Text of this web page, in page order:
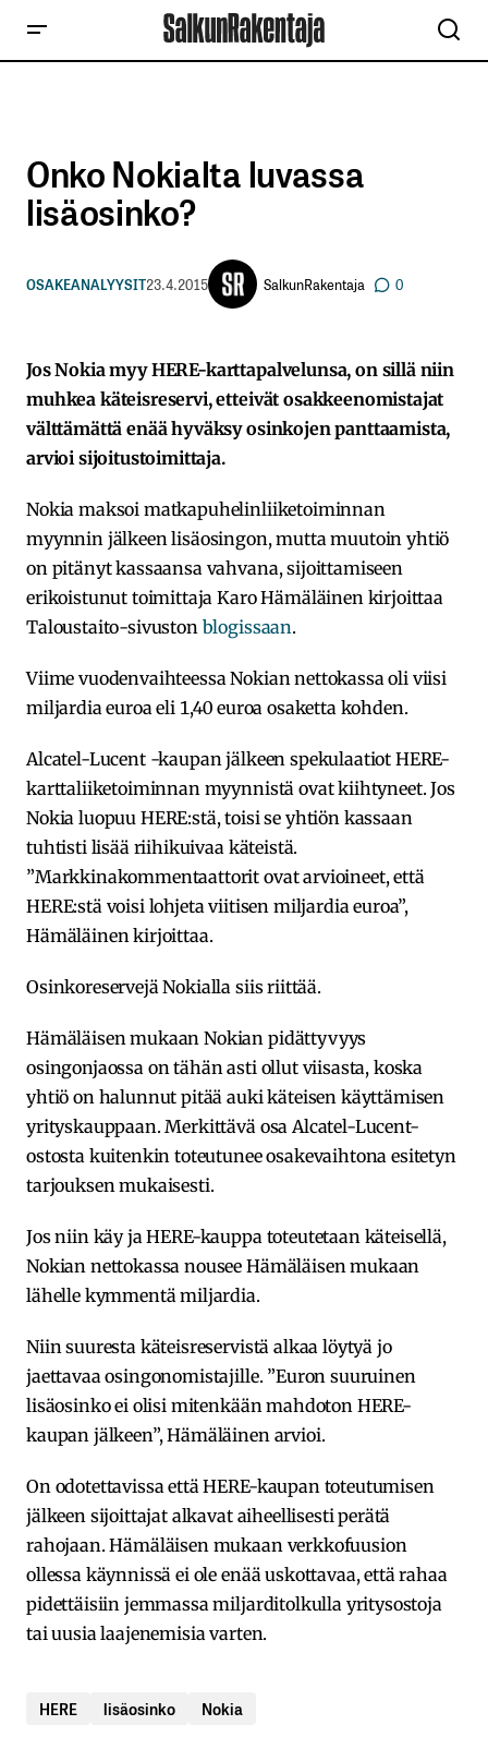
Onko Nokialta luvassa
lisäosinko?
OSAKEANALYYSIT23.4.2015 SalkunRakentaja 0
Jos Nokia myy HERE-karttapalvelunsa, on sillä niin
muhkea käteisreservi, etteivät osakkeenomistajat
välttämättä enää hyväksy osinkojen panttaamista,
arvioi sijoitustoimittaja.
Nokia maksoi matkapuhelinliiketoiminnan
myynnin jälkeen lisäosingon, mutta muutoin yhtiö
on pitänyt kassaansa vahvana, sijoittamiseen
erikoistunut toimittaja Karo Hämäläinen kirjoittaa
Taloustaito-sivuston blogissaan.
Viime vuodenvaihteessa Nokian nettokassa oli viisi
miljardia euroa eli 1,40 euroa osaketta kohden.
Alcatel-Lucent -kaupan jälkeen spekulaatiot HERE-
karttaliiketoiminnan myynnistä ovat kiihtyneet. Jos
Nokia luopuu HERE:stä, toisi se yhtiön kassaan
tuhtisti lisää riihikuivaa käteistä.
”Markkinakommentaattorit ovat arvioineet, että
HERE:stä voisi lohjeta viitisen miljardia euroa”,
Hämäläinen kirjoittaa.
Osinkoreservejä Nokialla siis riittää.
Hämäläisen mukaan Nokian pidättyvyys
osingonjaossa on tähän asti ollut viisasta, koska
yhtiö on halunnut pitää auki käteisen käyttämisen
yrityskauppaan. Merkittävä osa Alcatel-Lucent-
ostosta kuitenkin toteutunee osakevaihtona esitetyn
tarjouksen mukaisesti.
Jos niin käy ja HERE-kauppa toteutetaan käteisellä,
Nokian nettokassa nousee Hämäläisen mukaan
lähelle kymmentä miljardia.
Niin suuresta käteisreservistä alkaa löytyä jo
jaettavaa osingonomistajille. ”Euron suuruinen
lisäosinko ei olisi mitenkään mahdoton HERE-
kaupan jälkeen”, Hämäläinen arvioi.
On odotettavissa että HERE-kaupan toteutumisen
jälkeen sijoittajat alkavat aiheellisesti perätä
rahojaan. Hämäläisen mukaan verkkofuusion
ollessa käynnissä ei ole enää uskottavaa, että rahaa
pidettäisiin jemmassa miljarditolkulla yritysostoja
tai uusia laajenemisia varten.
HERE lisäosinko Nokia